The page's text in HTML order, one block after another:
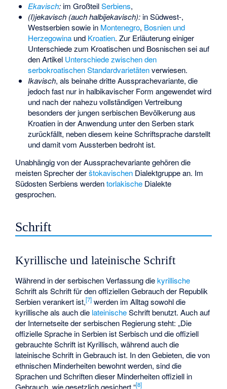
Ekavisch:im GroßteilSerbiens,
(I)jekavisch (auch halbijekavisch):in Südwest-,
Westserbien sowie in Montenegro, Bosnien und
Herzegowinaund Kroatien. Zur Erläuterung einiger
Unterschiede zum Kroatischen und Bosnischen sei auf
den Artikel Unterschiede zwischen den
serbokroatischen Standardvarietätenverwiesen.
Ikavisch, als beinahe dritte Aussprachevariante, die
jedoch fast nur in halbikavischer Form angewendet wird
und nach der nahezu vollständigen Vertreibung
besonders der jungen serbischen Bevölkerung aus
Kroatien in der Anwendung unter den Serben stark
zurückfällt, neben diesem keine Schriftsprache darstellt
und damit vom Aussterben bedroht ist.
Unabhängig von der Aussprachevariante gehören die
meisten Sprecher derštokavischen Dialektgruppe an. Im
Südosten Serbiens werdentorlakische Dialekte
gesprochen.
Schrift
Kyrillische und lateinische Schrift
Während in der serbischen Verfassung diekyrillische
Schrift als Schrift für den offiziellen Gebrauch der Republik
Serbien verankert ist,[7] werden im Alltag sowohl die
kyrillische als auch die lateinischeSchrift benutzt. Auch auf
der Internetseite der serbischen Regierung steht: „Die
offizielle Sprache in Serbien ist Serbisch und die offiziell
gebrauchte Schrift ist Kyrillisch, während auch die
lateinische Schrift in Gebrauch ist. In den Gebieten, die von
ethnischen Minderheiten bewohnt werden, sind die
Sprachen und Schriften dieser Minderheiten offiziell in
Gebrauch, wie gesetzlich gesichert.“[8]